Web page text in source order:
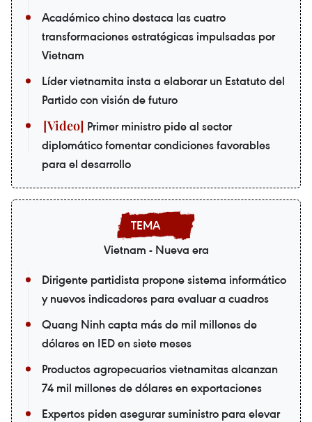
Académico chino destaca las cuatro
transformaciones estratégicas impulsadas por
Vietnam
Líder vietnamita insta a elaborar un Estatuto del
Partido con visión de futuro
Primer ministro pide al sector
diplomático fomentar condiciones favorables
para el desarrollo
Vietnam - Nueva era
Dirigente partidista propone sistema informático
y nuevos indicadores para evaluar a cuadros
Quang Ninh capta más de mil millones de
dólares en IED en siete meses
Productos agropecuarios vietnamitas alcanzan
74 mil millones de dólares en exportaciones
Expertos piden asegurar suministro para elevar